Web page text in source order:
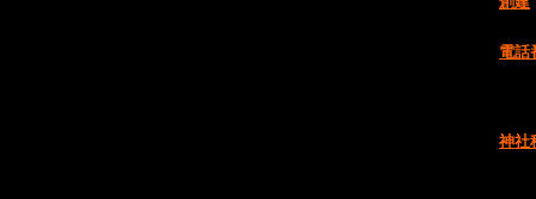
電話
神社